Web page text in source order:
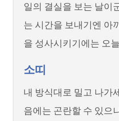
일의 결실을 보는 날이
는 시간을 보내기엔 아
을 성사시키기에는 오
소띠
내 방식대로 밀고 나가
음에는 곤란할 수 있으